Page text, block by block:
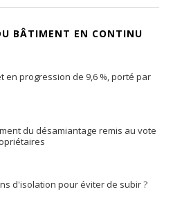
BÂTIMENT EN CONTINU
en progression de 9,6 %, porté par
du désamiantage remis au vote
d'isolation pour éviter de subir ?